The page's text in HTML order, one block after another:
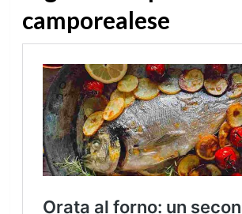
camporealese